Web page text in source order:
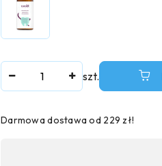
szt.
Darmowa dostawa od 229 zł!